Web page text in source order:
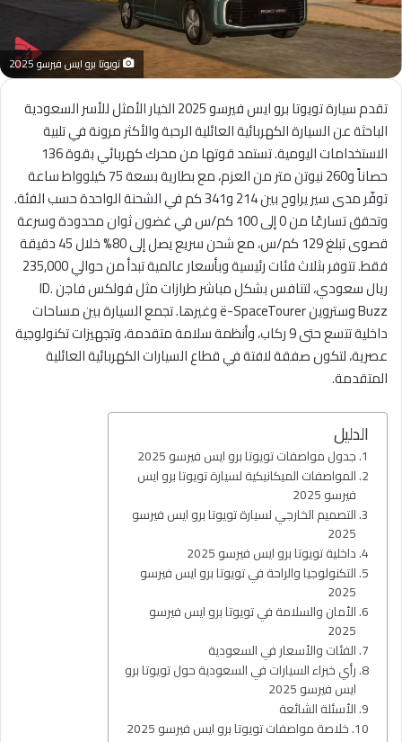
تويوتا برو ايس فيرسو 2025
تقدم سيارة تويوتا برو ايس فيرسو 2025 الخيار الأمثل للأسر السعودية
الباحثة عن السيارة الكهربائية العائلية الرحبة والأكثر مرونة في تلبية
الاستخدامات اليومية. تستمد قوتها من محرك كهربائي بقوة 136
حصاناً و260 نيوتن متر من العزم، مع بطارية بسعة 75 كيلوواط ساعة
توفّر مدى سير يراوح بين 214 و341 كم في الشحنة الواحدة حسب الفئة.
وتحقق تسارعًا من 0 إلى 100 كم/س في غضون ثوان محدودة وسرعة
قصوى تبلغ 129 كم/س، مع شحن سريع يصل إلى 80% خلال 45 دقيقة
فقط. تتوفر بثلاث فئات رئيسية وبأسعار عالمية تبدأ من حوالي 235,000
ريال سعودي، لتنافس بشكل مباشر طرازات مثل فولكس فاجن ID.
Buzz وستروين ë-SpaceTourer وغيرها. تجمع السيارة بين مساحات
داخلية تتسع حتى 9 ركاب، وأنظمة سلامة متقدمة، وتجهيزات تكنولوجية
عصرية، لتكون صفقة لافتة في قطاع السيارات الكهربائية العائلية
المتقدمة.
الدليل
جدول مواصفات تويوتا برو ايس فيرسو 2025
المواصفات الميكانيكية لسيارة تويوتا برو ايس
فيرسو 2025
التصميم الخارجي لسيارة تويوتا برو ايس فيرسو
2025
داخلية تويوتا برو ايس فيرسو 2025
التكنولوجيا والراحة في تويوتا برو ايس فيرسو
2025
الأمان والسلامة في تويوتا برو ايس فيرسو
2025
الفئات والأسعار في السعودية
رأي خبراء السيارات في السعودية حول تويوتا برو
ايس فيرسو 2025
الأسئلة الشائعة
خلاصة مواصفات تويوتا برو ايس فيرسو 2025